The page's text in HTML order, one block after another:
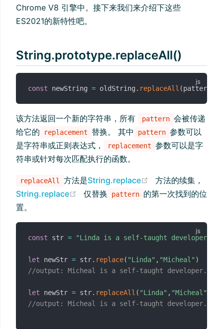
Chrome V8 引擎中。接下来我们来介绍下这些
ES2021的新特性吧。
String.prototype.replaceAll()
const newString = oldString . replaceAll (pattern
该方法返回一个新的字符串，所有 pattern 会被传递
给它的
replacement 替换。 其中 pattern 参数可以
是字符串或正则表达式，
replacement 参数可以是字
符串或针对每次匹配执行的函数。
replaceAll 方法是String.replace (opens new
方法的续集，
String.replace
(opens new window)
仅替换 pattern 的第一次找到的位
置。
const str = "Linda is a self-taught
let newStr = str. replace( "Linda" , "Micheal" )
//output: Micheal is a self-taught
let newStr = str. replaceAll ( "Linda" , "Micheal"
//output: Micheal is a self-taught